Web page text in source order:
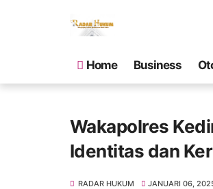
Home Business
Wakapolres
Identitas dan
RADAR HUKUM JANUARI 06,